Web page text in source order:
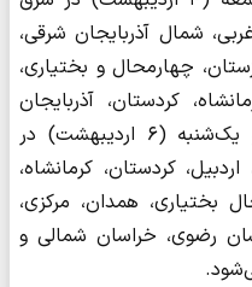
شمال آذربایجان شرقی،
خوزستان، چهارمحال و بختیاری،
کردستان، آذربایجان
شرقی، آذربایجان غربی، اردبیل و یک‌شنبه (۶ اردیبهشت) در
کردستان، کرمانشاه،
بختیاری، همدان، مرکزی،
رضوی، خراسان شمالی و